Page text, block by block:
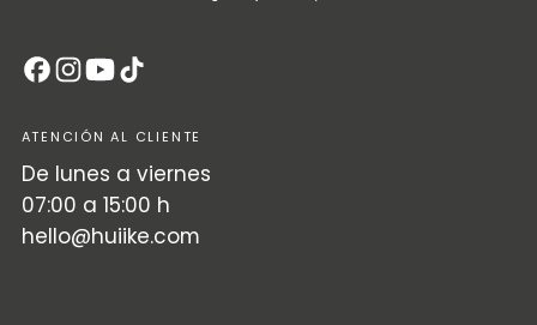
ATENCIÓN AL CLIENTE
De lunes a viernes
07:00 a 15:00 h
hello@huiike.com